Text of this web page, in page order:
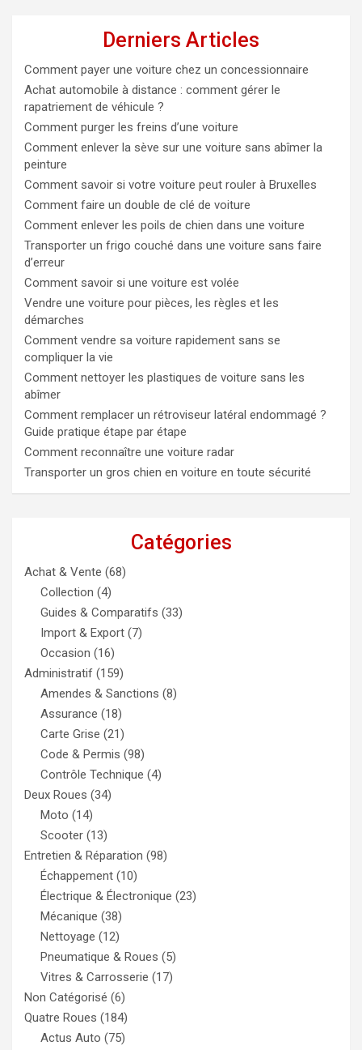
Derniers Articles
Comment payer une voiture chez un concessionnaire
Achat automobile à distance : comment gérer le
rapatriement de véhicule ?
Comment purger les freins d’une voiture
Comment enlever la sève sur une voiture sans abîmer la
peinture
Comment savoir si votre voiture peut rouler à Bruxelles
Comment faire un double de clé de voiture
Comment enlever les poils de chien dans une voiture
Transporter un frigo couché dans une voiture sans faire
d’erreur
Comment savoir si une voiture est volée
Vendre une voiture pour pièces, les règles et les
démarches
Comment vendre sa voiture rapidement sans se
compliquer la vie
Comment nettoyer les plastiques de voiture sans les
abîmer
Comment remplacer un rétroviseur latéral endommagé ?
Guide pratique étape par étape
Comment reconnaître une voiture radar
Transporter un gros chien en voiture en toute sécurité
Catégories
Achat & Vente (68)
Collection (4)
Guides & Comparatifs (33)
Import & Export (7)
Occasion (16)
Administratif (159)
Amendes & Sanctions (8)
Assurance (18)
Carte Grise (21)
Code & Permis (98)
Contrôle Technique (4)
Deux Roues (34)
Moto (14)
Scooter (13)
Entretien & Réparation (98)
Échappement (10)
Électrique & Électronique (23)
Mécanique (38)
Nettoyage (12)
Pneumatique & Roues (5)
Vitres & Carrosserie (17)
Non Catégorisé (6)
Quatre Roues (184)
Actus Auto (75)